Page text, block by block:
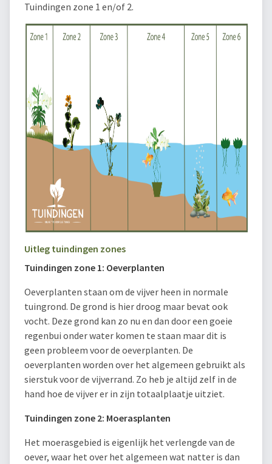
Tuindingen zone 1 en/of 2.
Uitleg tuindingen zones
Tuindingen zone 1: Oeverplanten
Oeverplanten staan om de vijver heen in normale
tuingrond. De grond is hier droog maar bevat ook
vocht. Deze grond kan zo nu en dan door een goeie
regenbui onder water komen te staan maar dit is
geen probleem voor de oeverplanten. De
oeverplanten worden over het algemeen gebruikt als
sierstuk voor de vijverrand. Zo heb je altijd zelf in de
hand hoe de vijver er in zijn totaalplaatje uitziet.
Tuindingen zone 2: Moerasplanten
Het moerasgebied is eigenlijk het verlengde van de
oever, waar het over het algemeen wat natter is dan